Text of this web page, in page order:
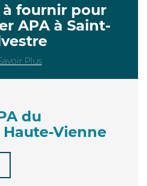
à fournir pour
APA à Saint-
Plus
du
Vienne